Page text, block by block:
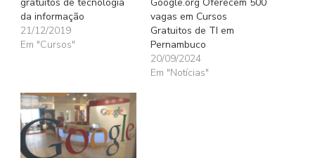
da informação
21/12/2019
Em "Cursos"
vagas em Cursos
Gratuitos de TI em
Pernambuco
20/09/2024
Em "Notícias"